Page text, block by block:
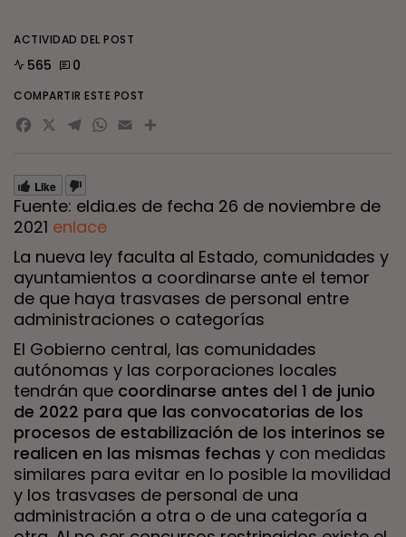
Like
Fuente: eldia.es de fecha 26 de noviembre de
2021 enlace
La nueva ley faculta al Estado, comunidades y
ayuntamientos a coordinarse ante el temor
de que haya trasvases de personal entre
administraciones o categorías
El Gobierno central, las comunidades
autónomas y las corporaciones locales
tendrán que coordinarse antes del 1 de junio
de 2022 para que las convocatorias de los
procesos de estabilización de los interinos se
realicen en las mismas fechas y con medidas
similares para evitar en lo posible la movilidad
y los trasvases de personal de una
administración a otra o de una categoría a
ACTIVIDAD DEL POST
565 0
COMPARTIR ESTE POST
Facebook
X Telegram
WhatsApp
EmailCompartir